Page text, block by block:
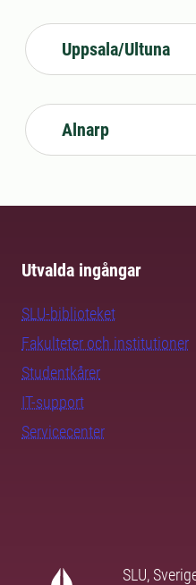
Uppsala/Ultuna
Alnarp
Utvalda ingångar
SLU-biblioteket
Fakulteter och institutioner
Studentkårer
IT-support
Servicecenter
SLU,